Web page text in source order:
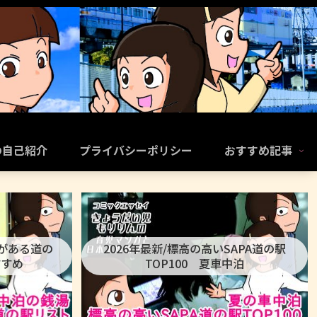
己紹介 プライバシーポリシー おすすめ記事
ある道の
め
2026年最新/標高の高いSAPA道の駅
TOP100 夏車中泊